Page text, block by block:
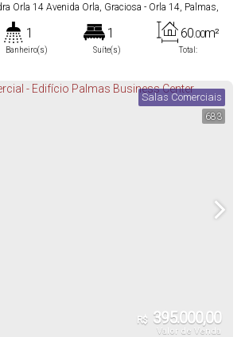
Orla 14 Avenida Orla, Graciosa - Orla 14, Palmas,
1
Banheiro(s)
1
Suíte(s) Total:
60 .00m²
Útil:
683
Salas Comerciais
R$ 395.000,00
Valor de Venda